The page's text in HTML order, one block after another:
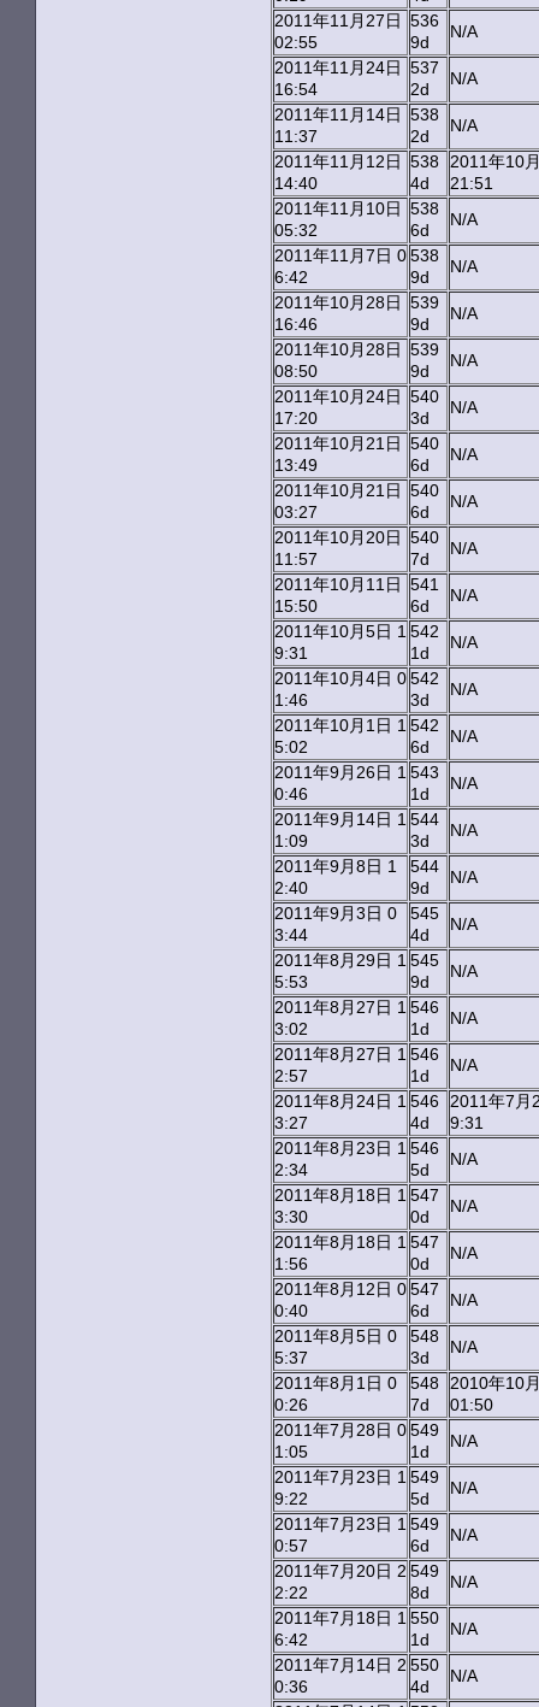
2011年11月27日
02:55
536
9d
N/A
2011年11月24日
16:54
537
2d
N/A
2011年11月14日
11:37
538
2d
N/A
2011年11月12日
14:40
538
4d
2011年10
21:51
2011年11月10日
05:32
538
6d
N/A
2011年11月7日 0
6:42
538
9d
N/A
2011年10月28日
16:46
539
9d
N/A
2011年10月28日
08:50
539
9d
N/A
2011年10月24日
17:20
540
3d
N/A
2011年10月21日
13:49
540
6d
N/A
2011年10月21日
03:27
540
6d
N/A
2011年10月20日
11:57
540
7d
N/A
2011年10月11日
15:50
541
6d
N/A
2011年10月5日 1
9:31
542
1d
N/A
2011年10月4日 0
1:46
542
3d
N/A
2011年10月1日 1
5:02
542
6d
N/A
2011年9月26日 1
0:46
543
1d
N/A
2011年9月14日 1
1:09
544
3d
N/A
2011年9月8日 1
2:40
544
9d
N/A
2011年9月3日 0
3:44
545
4d
N/A
2011年8月29日 1
5:53
545
9d
N/A
2011年8月27日 1
3:02
546
1d
N/A
2011年8月27日 1
2:57
546
1d
N/A
2011年8月24日 1
3:27
546
4d
2011年7月
9:31
2011年8月23日 1
2:34
546
5d
N/A
2011年8月18日 1
3:30
547
0d
N/A
2011年8月18日 1
1:56
547
0d
N/A
2011年8月12日 0
0:40
547
6d
N/A
2011年8月5日 0
5:37
548
3d
N/A
2011年8月1日 0
0:26
548
7d
2010年10
01:50
2011年7月28日 0
1:05
549
1d
N/A
2011年7月23日 1
9:22
549
5d
N/A
2011年7月23日 1
0:57
549
6d
N/A
2011年7月20日 2
2:22
549
8d
N/A
2011年7月18日 1
6:42
550
1d
N/A
2011年7月14日 2
0:36
550
4d
N/A